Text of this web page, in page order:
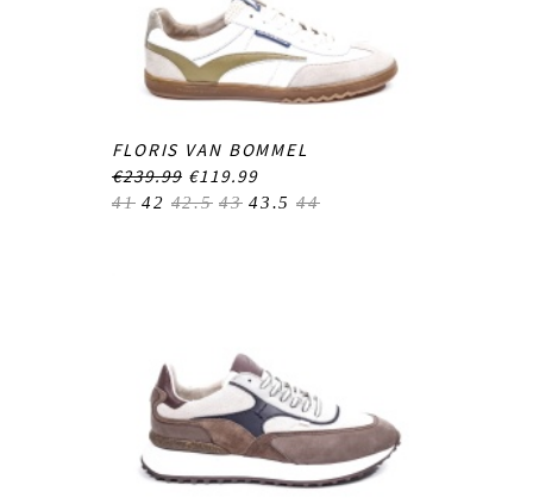
FLORIS VAN BOMMEL
€239.99 €119.99
41 42 42.5 43 43.5 44